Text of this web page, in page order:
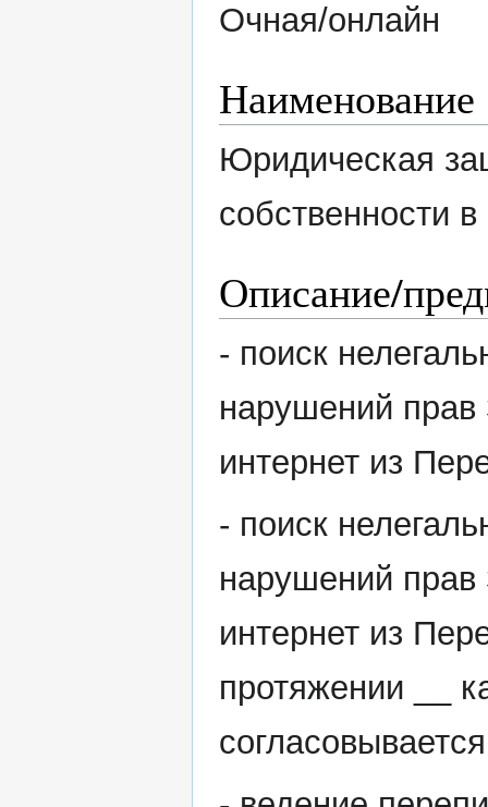
Очная/онлайн
Наименование
Юридическая
собственности
Описание/
- поиск
нарушений прав
интернет из
- поиск
нарушений прав
интернет из
протяжении __